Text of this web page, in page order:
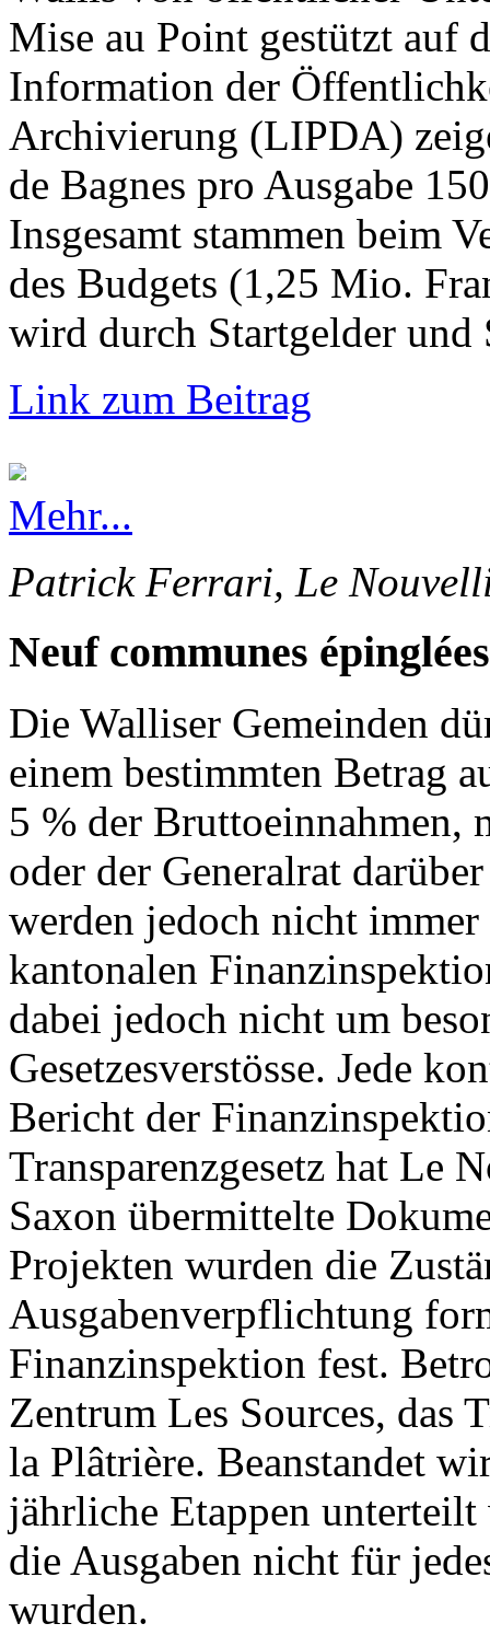
Mise au Point gestützt auf
Information der
Archivierung (LIPDA)
de Bagnes pro Ausgabe
Insgesamt stammen beim
des Budgets (1,25 Mio.
wird durch Startgelder und
Link zum Beitrag
Mehr...
Patrick Ferrari, Le
Neuf communes épinglées
Die Walliser Gemeinden
einem bestimmten Betrag
5 % der Bruttoeinnahmen,
oder der Generalrat
werden jedoch nicht
kantonalen
dabei jedoch nicht um
Gesetzesverstösse. Jede
Bericht der
Transparenzgesetz hat Le
Saxon übermittelte
Projekten wurden die
Ausgabenverpflichtung
Finanzinspektion fest.
Zentrum Les Sources, das
la Plâtrière. Beanstandet
jährliche Etappen unterteilt
die Ausgaben nicht für
wurden.